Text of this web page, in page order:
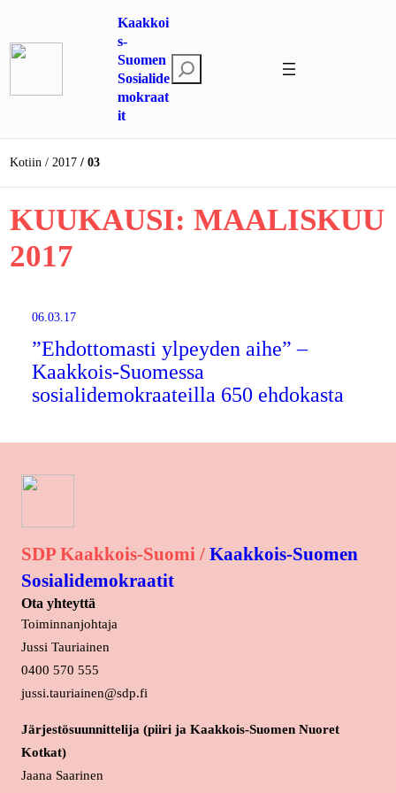
Kaakkoi
s-
Suomen
Sosialide
mokraat
it
t
Kotiin 2017 03
KUUKAUSI: MAALISKUU
2017
06.03.17
”Ehdottomasti ylpeyden aihe” –
Kaakkois-Suomessa
sosialidemokraateilla 650 ehdokasta
SDP Kaakkois-Suomi / Kaakkois-Suomen
Sosialidemokraatit
Ota yhteyttä
Toiminnanjohtaja
Jussi Tauriainen
0400 570 555
jussi.tauriainen@sdp.fi
Järjestösuunnittelija (piiri ja Kaakkois-Suomen Nuoret
Kotkat)
Jaana Saarinen